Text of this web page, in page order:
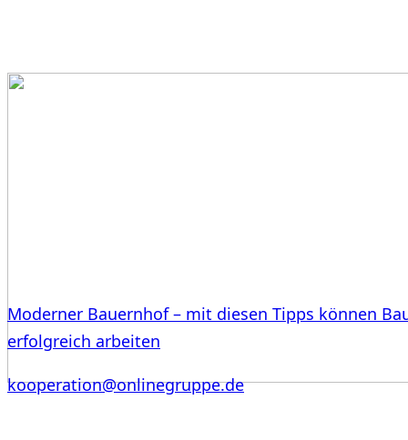
Moderner Bauernhof – mit diesen Tipps können
erfolgreich arbeiten
kooperation@onlinegruppe.de